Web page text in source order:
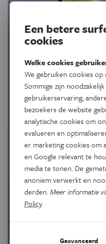
Een betere
cookies
Welke cookies
We gebruiken cookies op
Sommige zijn
gebruikerservaring,
bezoekers de website
analytische cookies om
evalueren en
er marketing cookies om
en Google relevant te
media te tonen. De
anoniem verwerkt en
derden.Meer informatie
Policy.
Geavanceerd